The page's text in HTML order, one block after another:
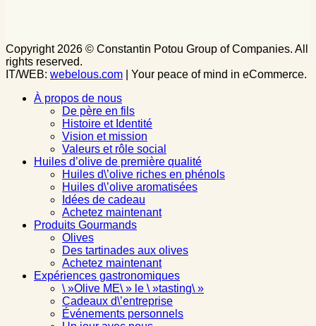
Copyright 2026 © Constantin Potou Group of Companies. All
rights reserved.
IT/WEB: webelous.com | Your peace of mind in eCommerce.
À propos de nous
De père en fils
Histoire et Identité
Vision et mission
Valeurs et rôle social
Huiles d’olive de première qualité
Huiles d\’olive riches en phénols
Huiles d\’olive aromatisées
Idées de cadeau
Achetez maintenant
Produits Gourmands
Olives
Des tartinades aux olives
Achetez maintenant
Expériences gastronomiques
\ »Olive ME\ » le \ »tasting\ »
Cadeaux d\’entreprise
Événements personnels